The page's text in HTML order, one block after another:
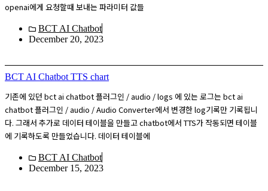
openai에게 요청할때 보내는 파라미터 값들
BCT AI Chatbot
December 20, 2023
BCT AI Chatbot TTS chart
기존에 있던 bct ai chatbot 플러그인 / audio / logs 에 있는 로그는 bct ai
chatbot 플러그인 / audio / Audio Converter에서 변경한 log기록만 기록됩니
다. 그래서 추가로 데이터 테이블을 만들고 chatbot에서 TTS가 작동되면 테이블
에 기록하도록 만들었습니다. 데이터 테이블에
BCT AI Chatbot
December 15, 2023